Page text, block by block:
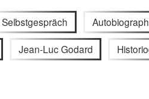
Selbstgespräch
Jean-Luc Godard